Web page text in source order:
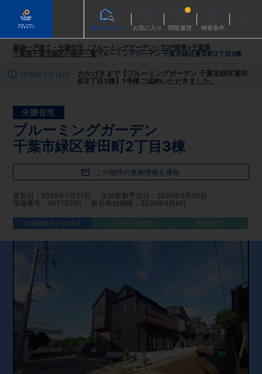
物件を探す お気に入り 閲覧履歴 検索条件
新築一戸建て・分譲住宅（ブルーミングガーデン）TOP関東>千葉県
千葉県千葉市緑区の物件一覧ブルーミングガーデン 千葉市緑区誉田町2丁目3棟
2026年7月14日
おかげさまで【ブルーミングガーデン 千葉市緑区誉田
町2丁目3棟】1号棟ご成約いただきました。
分譲住宅
ブルーミングガーデン
千葉市緑区誉田町2丁目3棟
この物件の更新情報を通知
更新日 2026年7月27日 次回更新予定日
2026年8月10日
現場番号
50175050 取引有効期限 2026年8月8日
2区画販売中／全3区画 バーチャル内覧可 即入居可